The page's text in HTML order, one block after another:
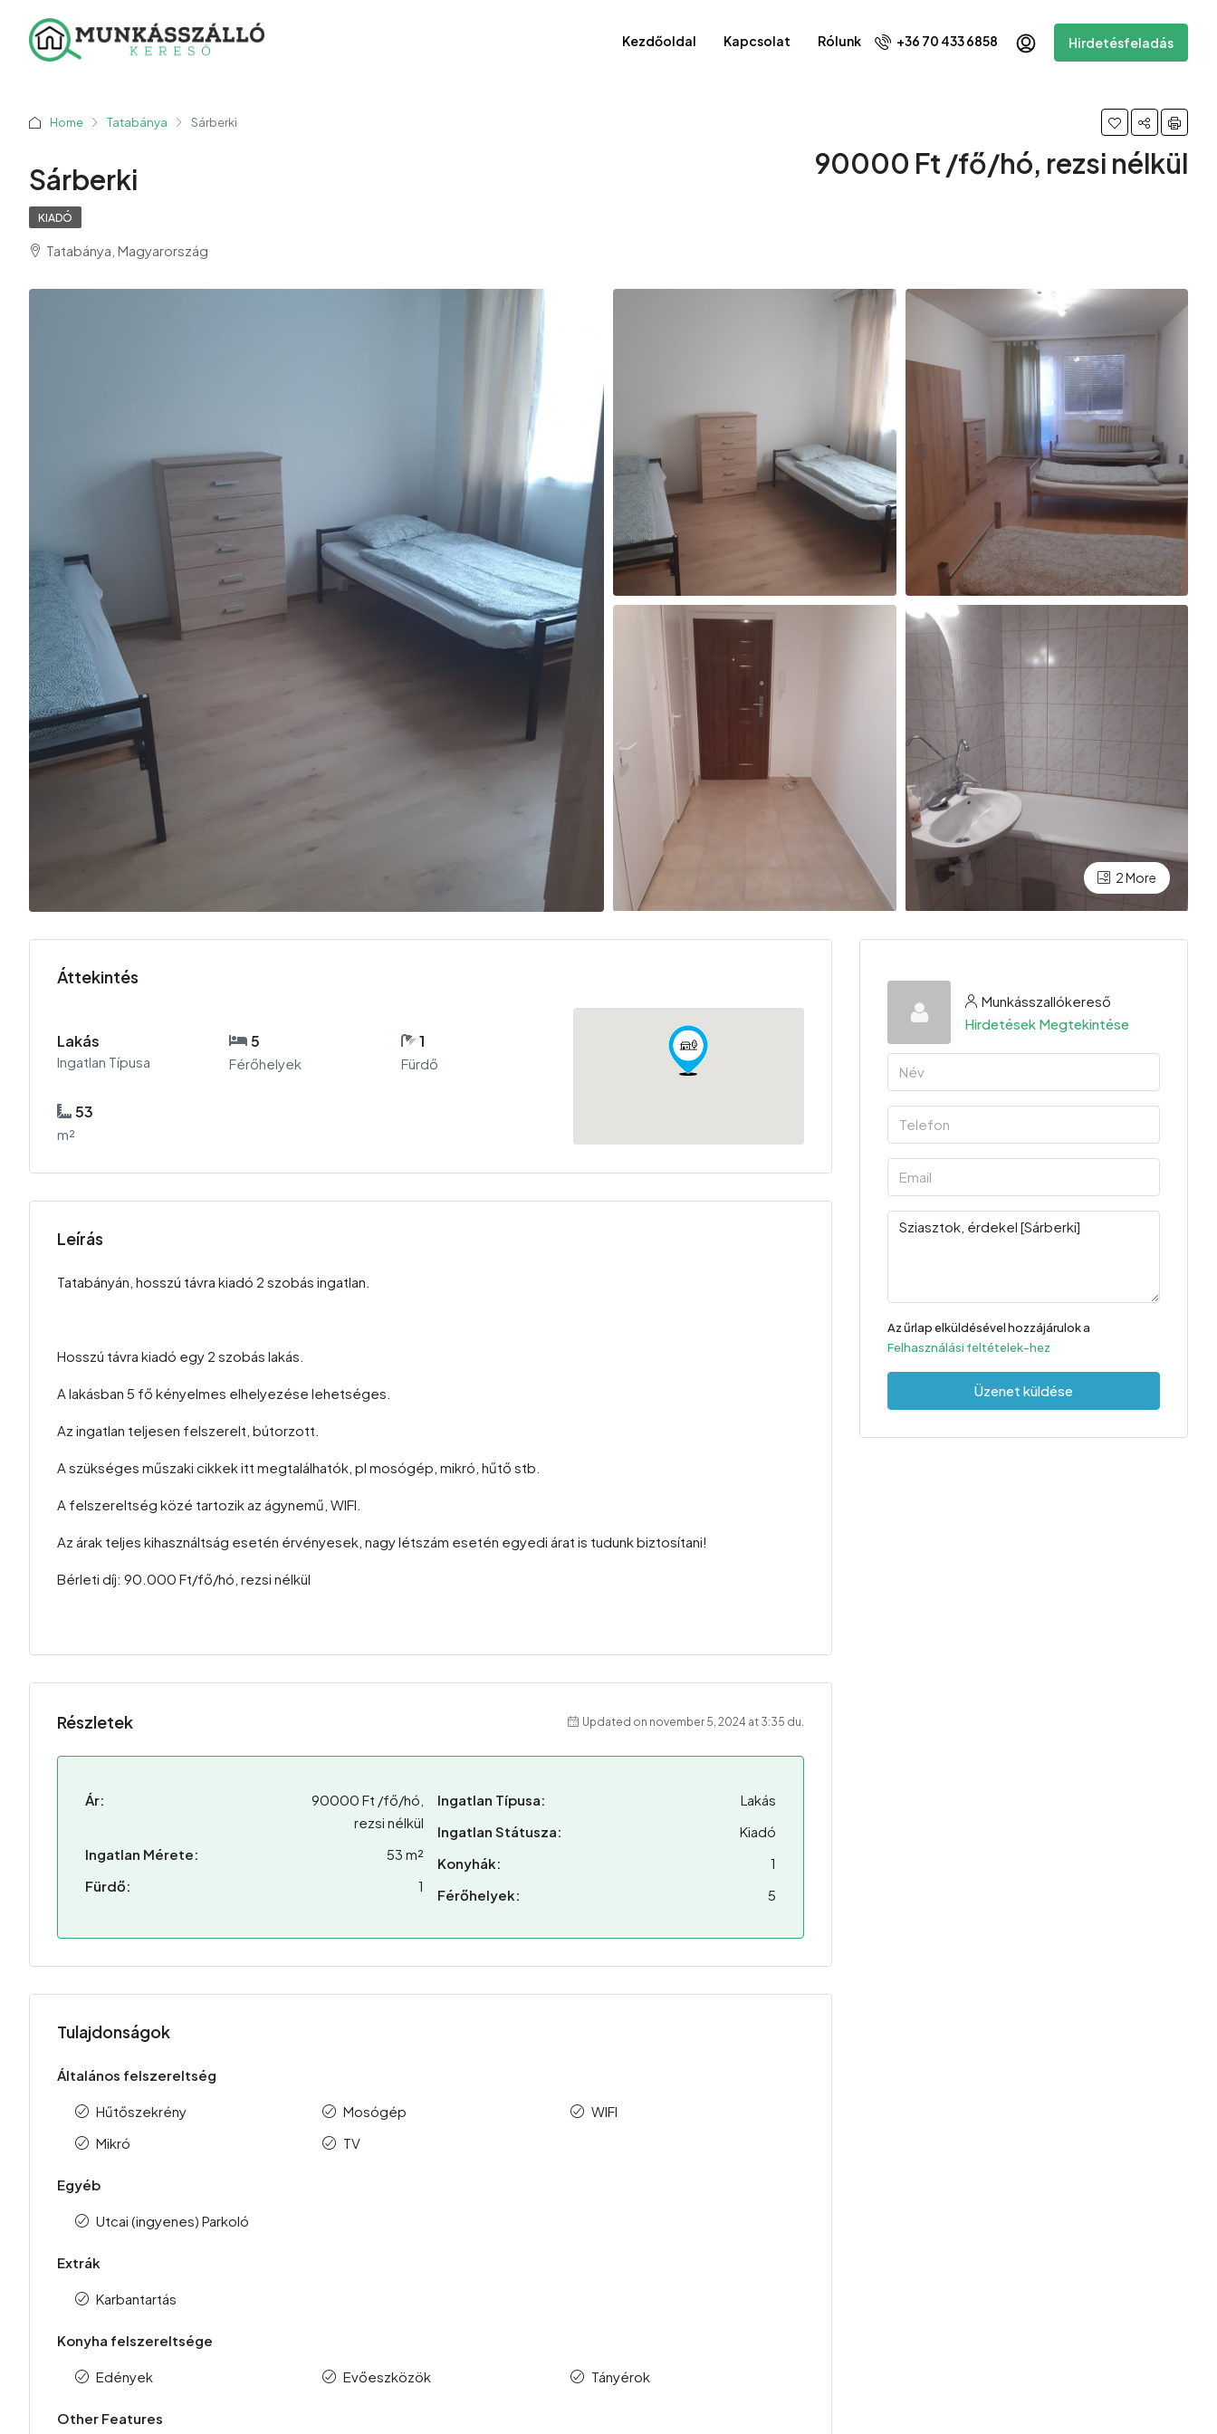
Kezdőoldal Kapcsolat Rólunk +36 70 433 6858 Hirdetésfeladás
Home Tatabánya Sárberki
Sárberki 90000 Ft /fő/hó, rezsi nélkül
KIADÓ
Tatabánya, Magyarország
2 More
Áttekintés
Lakás
Ingatlan Típusa
5
Férőhelyek
1
Fürdő
53
m²
Leírás
Tatabányán, hosszú távra kiadó 2 szobás ingatlan.
Hosszú távra kiadó egy 2 szobás lakás.
A lakásban 5 fő kényelmes elhelyezése lehetséges.
Az ingatlan teljesen felszerelt, bútorzott.
A szükséges műszaki cikkek itt megtalálhatók, pl mosógép, mikró, hűtő stb.
A felszereltség közé tartozik az ágynemű, WIFI.
Az árak teljes kihasználtság esetén érvényesek, nagy létszám esetén egyedi árat is tudunk biztosítani!
Bérleti díj: 90.000 Ft/fő/hó, rezsi nélkül
Részletek Updated on november 5, 2024 at 3:35 du.
Ár:
90000 Ft /fő/hó,
rezsi nélkül
Ingatlan Mérete:
53 m²
Fürdő:
1
Ingatlan Típusa:
Lakás
Ingatlan Státusza:
Kiadó
Konyhák:
1
Férőhelyek:
5
Tulajdonságok
Általános felszereltség
Hűtőszekrény
Mikró
Mosógép
TV
WIFI
Egyéb
Utcai (ingyenes) Parkoló
Extrák
Karbantartás
Konyha felszereltsége
Edények Evőeszközök Tányérok
Other Features
Munkásszallókereső
Hirdetések Megtekintése
Az űrlap elküldésével hozzájárulok a
Felhasználási feltételek-hez
Üzenet küldése